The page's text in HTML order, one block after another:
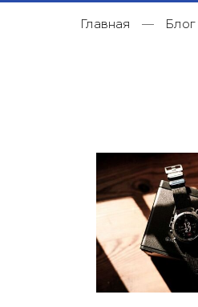
Главная Блог